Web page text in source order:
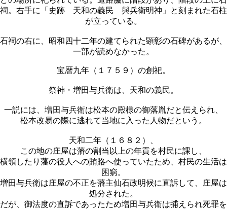
祠。右手に「史跡 天和の義民 與兵衛明神」と刻まれた石柱
が立っている。
石祠の右に、昭和四十二年の建てられた顕彰の石碑があるが、
一部が読めなかった。
宝暦九年（１７５９）の創祀。
祭神・増田与兵衛は、天和の義民。
一説には、増田与兵衛は松本の殿様の御落胤だと伝えられ、
松本改易の際に逃れて当地に入った人物だという。
天和二年（１６８２）、
この地の庄屋は藩の割当以上の年貢を村民に課し、
横領したり藩の役人への賄賂へ使っていたため、村民の生活は
困窮。
増田与兵衛は庄屋の不正を藩主仙石政明候に直訴して、庄屋は
処分された。
だが、御法度の直訴であったため増田与兵衛は捕えられ死罪を